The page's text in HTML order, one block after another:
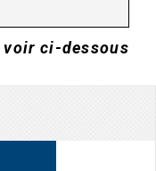
ci-dessous